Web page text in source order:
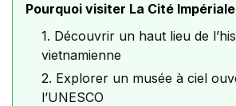
Pourquoi visiter La Cité
1. Découvrir un haut lieu de
vietnamienne
2. Explorer un musée à ciel
l’UNESCO